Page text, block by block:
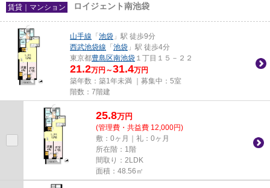
賃貸｜マンション ロイジェント南池袋
山手線 「 池袋 」駅 徒歩9分
西武池袋線 「 池袋 」駅 徒歩4分
東京都豊島区南池袋 １丁目１５－２２
21.2万円～31.4万円
築年数：築1年未満 ｜募集中： 5室
階数：7階建
25.8万円
(管理費・共益費 12,000円)
敷：0ヶ月｜礼：0ヶ月
所在階：1階
間取り：2LDK
面積：48.56㎡